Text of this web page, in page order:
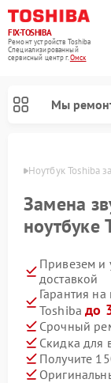
FIX-TOSHIBA
Ремонт устройств Toshiba
Специализированный
cервисный центр г.Омск
Мы
Ноутбук Toshiba
Замена
ноутбуке
Привезем и
доставкой
Гарантия
Toshibaдо
Срочный
Скидка для
Получите